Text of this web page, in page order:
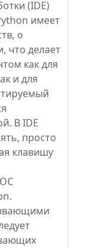
(IDE)
имеет
о
что делает
как для
и для
В IDE
просто
клавишу
ОС